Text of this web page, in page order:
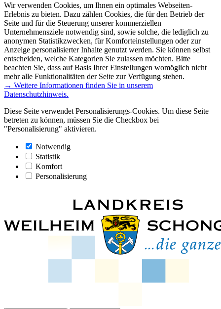
Wir verwenden Cookies, um Ihnen ein optimales Webseiten-
Erlebnis zu bieten. Dazu zählen Cookies, die für den Betrieb der
Seite und für die Steuerung unserer kommerziellen
Unternehmensziele notwendig sind, sowie solche, die lediglich zu
anonymen Statistikzwecken, für Komforteinstellungen oder zur
Anzeige personalisierter Inhalte genutzt werden. Sie können selbst
entscheiden, welche Kategorien Sie zulassen möchten. Bitte
beachten Sie, dass auf Basis Ihrer Einstellungen womöglich nicht
mehr alle Funktionalitäten der Seite zur Verfügung stehen.
→ Weitere Informationen finden Sie in unserem
Datenschutzhinweis.
Diese Seite verwendet Personalisierungs-Cookies. Um diese Seite
betreten zu können, müssen Sie die Checkbox bei
"Personalisierung" aktivieren.
Notwendig
Statistik
Komfort
Personalisierung